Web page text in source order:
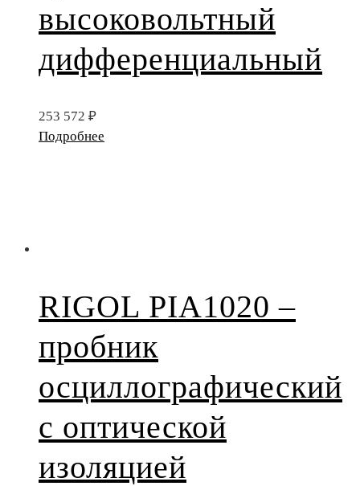
высоковольтный
дифференциальный
253 572 ₽
Подробнее
RIGOL PIA1020 –
пробник
осциллографический
с оптической
изоляцией